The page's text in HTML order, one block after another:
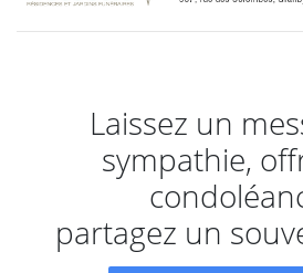
Laissez un
sympathie,
partagez un